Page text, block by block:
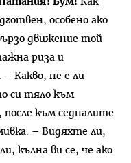
особено ако
движение той
риза и
Какво, не е ли
си тяло към
към седналите
– Видяхте ли,
кълна ви се, че ако